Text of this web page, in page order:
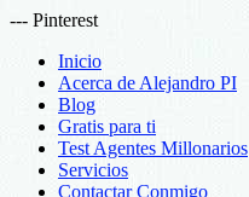
--- Pinterest
Inicio
Acerca de Alejandro PI
Blog
Gratis para ti
Test Agentes Millonarios
Servicios
Contactar Conmigo